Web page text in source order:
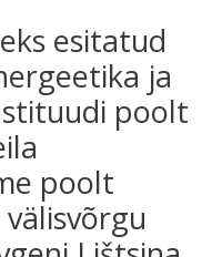
esitatud
ja
poolt
poolt